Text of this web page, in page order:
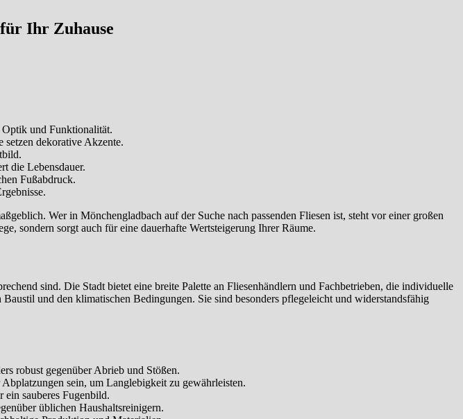
Ihr Zuhause
und Funktionalität.
dekorative Akzente.
die Lebensdauer.
Fußabdruck.
Wer in Mönchengladbach auf der Suche nach passenden Fliesen ist, steht vor einer großen
sondern sorgt auch für eine dauerhafte Wertsteigerung Ihrer Räume.
sind. Die Stadt bietet eine breite Palette an Fliesenhändlern und Fachbetrieben, die individuelle
und den klimatischen Bedingungen. Sie sind besonders pflegeleicht und widerstandsfähig
robust gegenüber Abrieb und Stößen.
sein, um Langlebigkeit zu gewährleisten.
ein sauberes Fugenbild.
üblichen Haushaltsreinigern.